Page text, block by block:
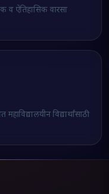
व ऐतिहासिक वारसा
विद्यार्थांसाठी